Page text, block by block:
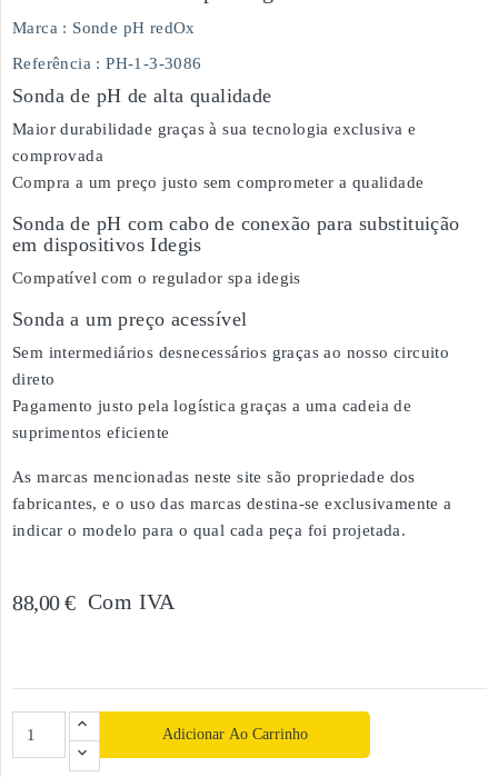
Marca : Sonde pH redOx
Referência : PH-1-3-3086
Sonda de pH de alta qualidade
Maior durabilidade graças à sua tecnologia exclusiva e
comprovada
Compra a um preço justo sem comprometer a qualidade
Sonda de pH com cabo de conexão para substituição
em dispositivos Idegis
Compatível com o regulador spa idegis
Sonda a um preço acessível
Sem intermediários desnecessários graças ao nosso circuito
direto
Pagamento justo pela logística graças a uma cadeia de
suprimentos eficiente
As marcas mencionadas neste site são propriedade dos
fabricantes, e o uso das marcas destina-se exclusivamente a
indicar o modelo para o qual cada peça foi projetada.
88,00 € Com IVA
Adicionar Ao Carrinho